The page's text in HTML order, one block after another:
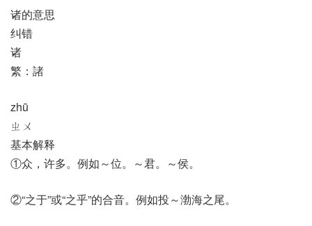
诸的意思
纠错
诸
繁：諸
zhū
ㄓㄨ
基本解释
①众，许多。例如～位。～君。～侯。
②“之于”或“之乎”的合音。例如投～渤海之尾。